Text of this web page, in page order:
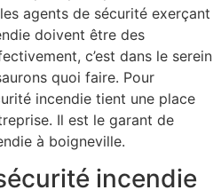
agents de sécurité exerçant
doivent être des
c’est dans le serein
quoi faire. Pour
incendie tient une place
Il est le garant de
à boigneville.
incendie